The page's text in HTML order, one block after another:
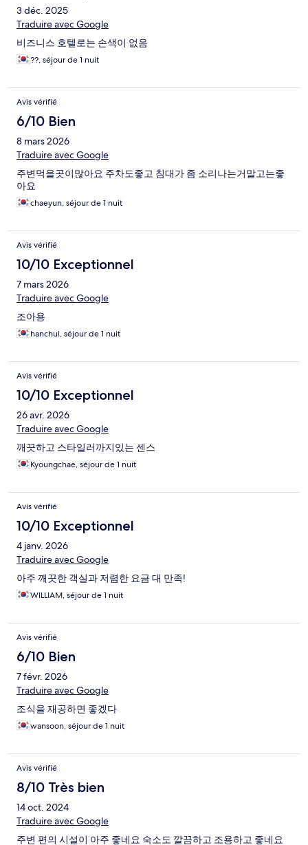
3 déc. 2025
Traduire avec Google
비즈니스 호텔로는 손색이 없음
??, séjour de 1 nuit
Avis vérifié
6/10 Bien
8 mars 2026
Traduire avec Google
주변먹을곳이많아요 주차도좋고 침대가 좀 소리나는거말고는좋
아요
chaeyun, séjour de 1 nuit
Avis vérifié
10/10 Exceptionnel
7 mars 2026
Traduire avec Google
조아용
hanchul, séjour de 1 nuit
Avis vérifié
10/10 Exceptionnel
26 avr. 2026
Traduire avec Google
깨끗하고 스타일러까지있는 센스
Kyoungchae, séjour de 1 nuit
Avis vérifié
10/10 Exceptionnel
4 janv. 2026
Traduire avec Google
아주 깨끗한 객실과 저렴한 요금 대 만족!
WILLIAM, séjour de 1 nuit
Avis vérifié
6/10 Bien
7 févr. 2026
Traduire avec Google
조식을 재공하면 좋겠다
wansoon, séjour de 1 nuit
Avis vérifié
8/10 Très bien
14 oct. 2024
Traduire avec Google
주변 편의 시설이 아주 좋네요 숙소도 깔끔하고 조용하고 좋네요